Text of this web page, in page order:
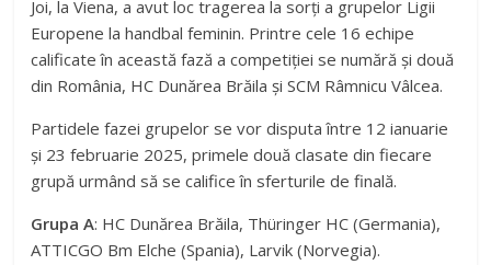
Joi, la Viena, a avut loc tragerea la sorți a grupelor Ligii
Europene la handbal feminin. Printre cele 16 echipe
calificate în această fază a competiției se numără și două
din România, HC Dunărea Brăila și SCM Râmnicu Vâlcea.
Partidele fazei grupelor se vor disputa între 12 ianuarie
și 23 februarie 2025, primele două clasate din fiecare
grupă urmând să se califice în sferturile de finală.
Grupa A: HC Dunărea Brăila, Thüringer HC (Germania),
ATTICGO Bm Elche (Spania), Larvik (Norvegia).